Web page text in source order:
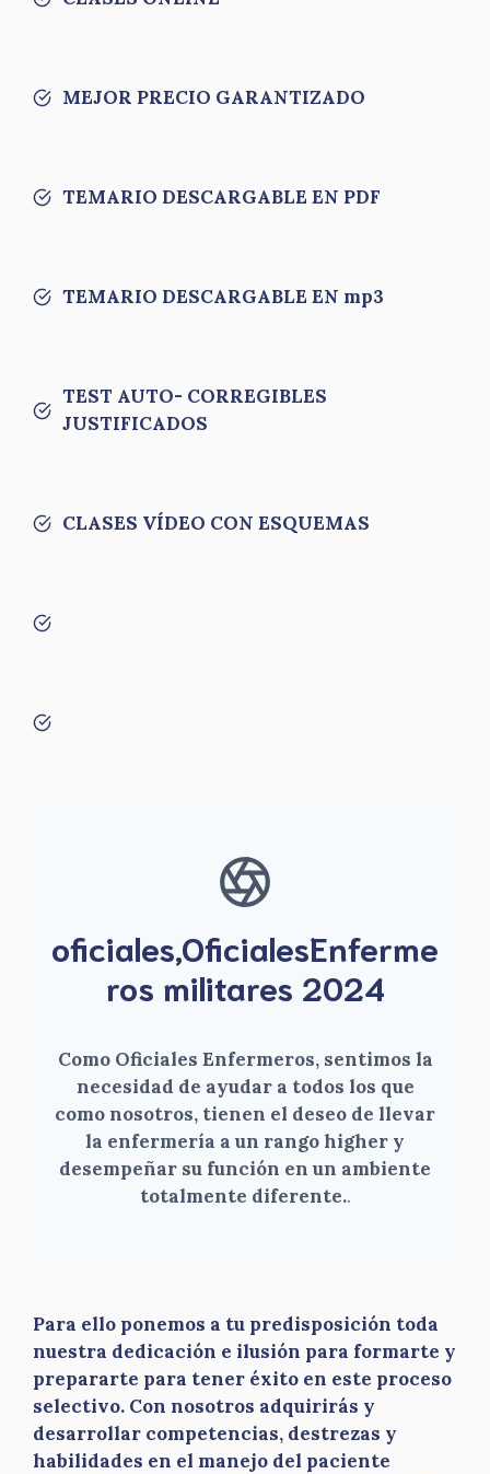
MEJOR PRECIO GARANTIZADO
TEMARIO DESCARGABLE EN PDF
TEMARIO DESCARGABLE EN mp3
TEST AUTO- CORREGIBLES
JUSTIFICADOS
CLASES VÍDEO CON ESQUEMAS
oficiales,OficialesEnferme
ros militares 2024
Como Oficiales Enfermeros, sentimos la
necesidad de ayudar a todos los que
como nosotros, tienen el deseo de llevar
la enfermería a un rango higher y
desempeñar su función en un ambiente
totalmente diferente..
Para ello ponemos a tu predisposición toda
nuestra dedicación e ilusión para formarte y
prepararte para tener éxito en este proceso
selectivo. Con nosotros adquirirás y
desarrollar competencias, destrezas y
habilidades en el manejo del paciente